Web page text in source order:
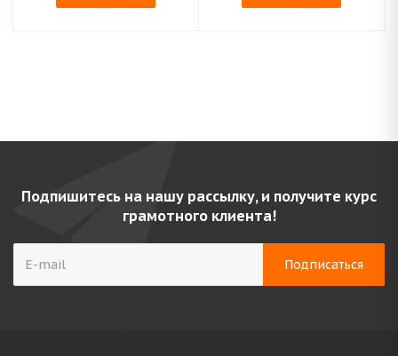
Подпишитесь на нашу рассылку, и получите курс
грамотного клиента!